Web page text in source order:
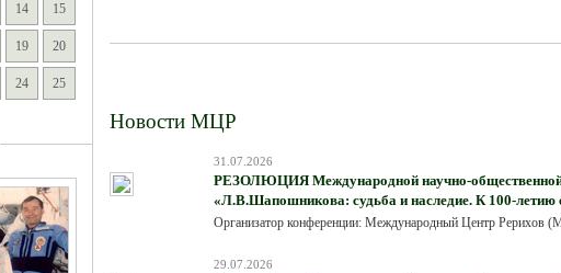
14 15
19 20
24 25
Новости МЦР
31.07.2026
РЕЗОЛЮЦИЯ Международной научно-общественной
«Л.В.Шапошникова: судьба и наследие. К 100-летию
Организатор конференции: Международный Центр Рерихов
29.07.2026